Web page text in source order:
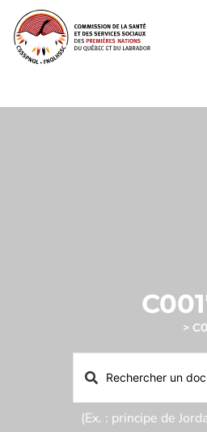
>
(Ex. : principe de